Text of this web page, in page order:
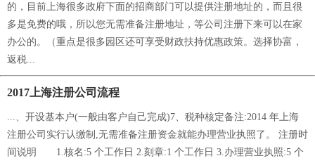
的，目前上海很多政府下面的招商部门可以提供注册地址的，而且很
多是免费的哦，所以您无需准备注册地址，等公司注册下来可以在家
办公的。（重点是很多园区还可享受财政扶持优惠政策。选择协富，
返税...
2017上海注册公司流程
...、开设基本户(一般由客户自己完成)7、税种核定备注:2014 年上海
注册公司实行认缴制,无需准备注册资金就能办理营业执照了。 注册时
间说明 1.核名:5 个工作日 2.刻章:1 个工作日 3.办理营业执照:5 个